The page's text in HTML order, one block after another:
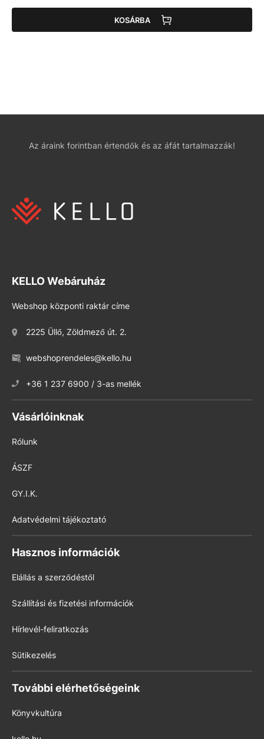
KOSÁRBA
Az áraink forintban értendők és az áfát tartalmazzák!
KELLO Webáruház
Webshop központi raktár címe
2225 Üllő, Zöldmező út. 2.
webshoprendeles@kello.hu
+36 1 237 6900 / 3-as mellék
Vásárlóinknak
Rólunk
ÁSZF
GY.I.K.
Adatvédelmi tájékoztató
Hasznos információk
Elállás a szerződéstől
Szállítási és fizetési információk
Hírlevél-feliratkozás
Sütikezelés
További elérhetőségeink
Könyvkultúra